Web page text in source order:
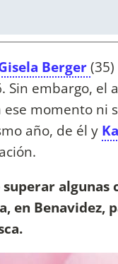
Berger
Sin embargo,
momento ni
año, de él y
en